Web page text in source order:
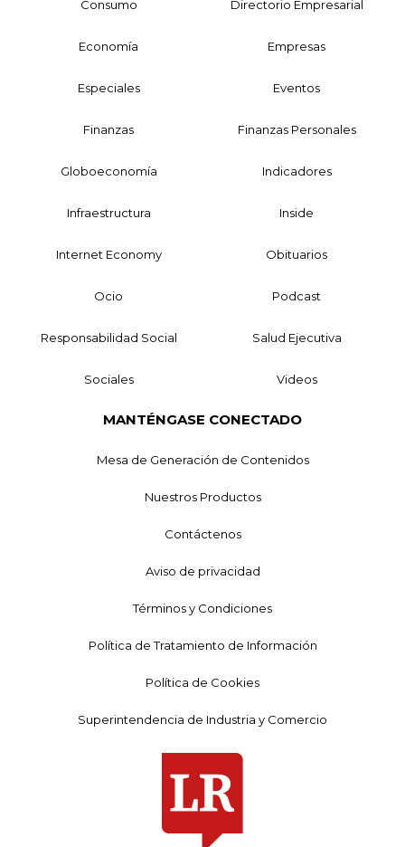
Consumo Directorio Empresarial
Economía Empresas
Especiales Eventos
Finanzas Finanzas Personales
Globoeconomía Indicadores
Infraestructura Inside
Internet Economy Obituarios
Ocio Podcast
Responsabilidad Social Salud Ejecutiva
Sociales Videos
MANTÉNGASE CONECTADO
Mesa de Generación de Contenidos
Nuestros Productos
Contáctenos
Aviso de privacidad
Términos y Condiciones
Política de Tratamiento de Información
Política de Cookies
Superintendencia de Industria y Comercio